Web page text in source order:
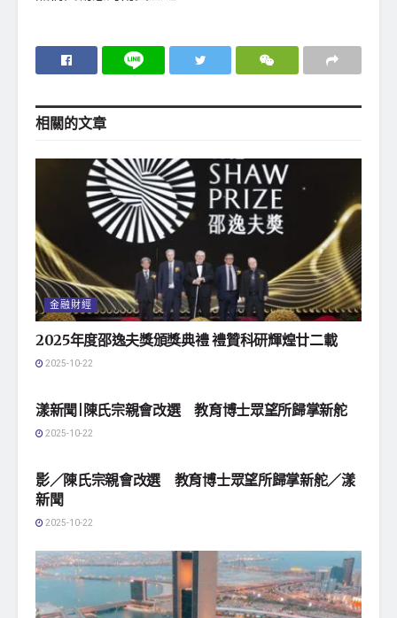
相關的文章
金融財經
2025年度邵逸夫獎頒獎典禮 禮贊科研輝煌廿二載
2025-10-22
漾新聞|陳氏宗親會改選 教育博士眾望所歸掌新舵
2025-10-22
影／陳氏宗親會改選 教育博士眾望所歸掌新舵／漾
新聞
2025-10-22